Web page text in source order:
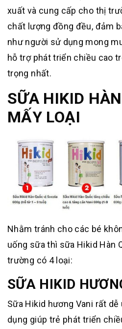
xuất và cung cấp cho thị
chất lượng đồng đều, đảm
như người sử dụng mong
hỗ trợ phát triển chiều cao
trọng nhất.
SỮA HIKID
MẤY LOẠI
Nhằm tránh cho các bé
uống sữa thì sữa Hikid Hàn
trường có 4 loại:
SỮA HIKID
Sữa Hikid hương Vani rất
dụng giúp trẻ phát triển